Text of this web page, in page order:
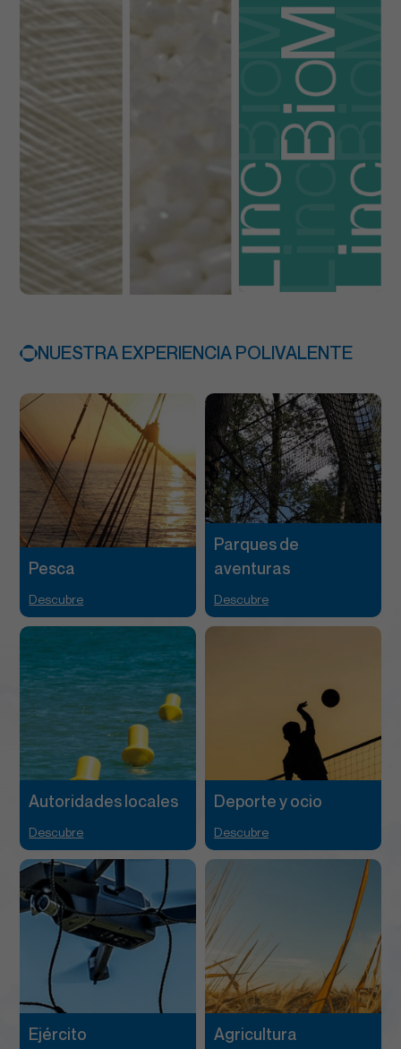
NUESTRA EXPERIENCIA POLIVALENTE
Pesca
Descubre
Parques de
aventuras
Descubre
Autoridades locales
Descubre
Deporte y ocio
Descubre
Ejército Agricultura